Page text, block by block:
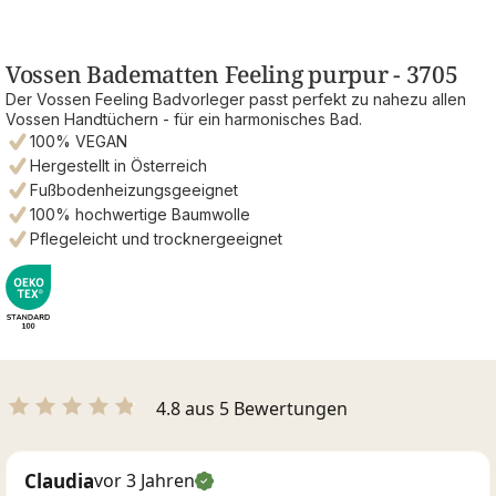
Vossen Badematten Feeling purpur - 3705
Der Vossen Feeling Badvorleger passt perfekt zu nahezu allen
Vossen Handtüchern - für ein harmonisches Bad.
100% VEGAN
Hergestellt in Österreich
Fußbodenheizungsgeeignet
100% hochwertige Baumwolle
Pflegeleicht und trocknergeeignet
4.8 aus 5 Bewertungen
Claudiavor 3 Jahren